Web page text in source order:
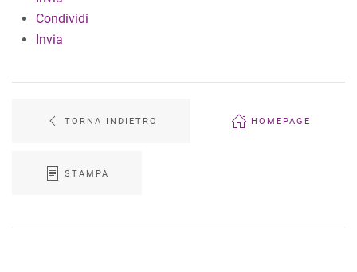
Condividi
Invia
TORNA INDIETRO HOMEPAGE
STAMPA